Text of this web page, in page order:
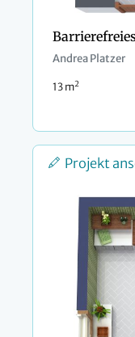
Andrea Platzer
13 m2
Projekt